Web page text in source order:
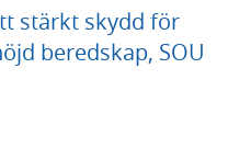
stärkt skydd för
beredskap, SOU